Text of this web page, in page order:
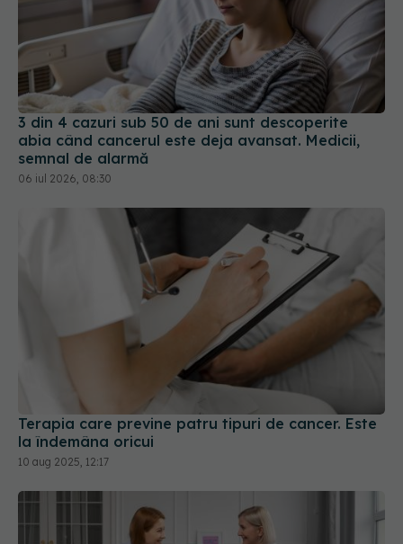
3 din 4 cazuri sub 50 de ani sunt descoperite
abia când cancerul este deja avansat. Medicii,
semnal de alarmă
06 iul 2026, 08:30
Terapia care previne patru tipuri de cancer. Este
10 aug 2025, 12:17